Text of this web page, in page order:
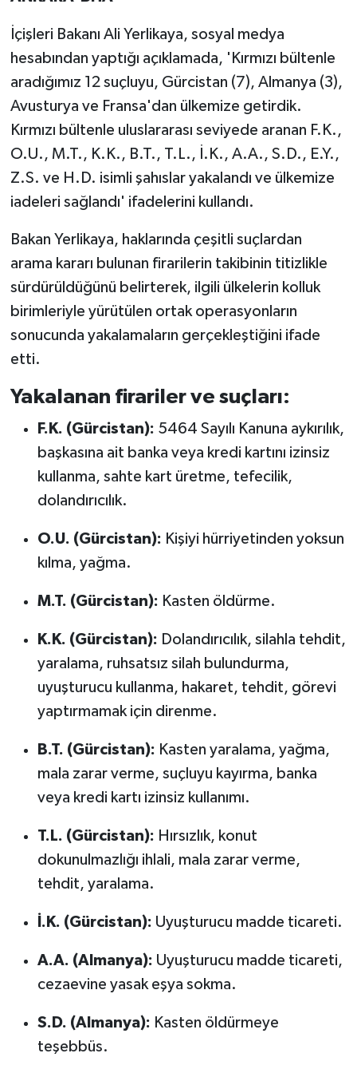
İçişleri Bakanı Ali Yerlikaya, sosyal medya
hesabından yaptığı açıklamada, 'Kırmızı bültenle
aradığımız 12 suçluyu, Gürcistan (7), Almanya (3),
Avusturya ve Fransa'dan ülkemize getirdik.
Kırmızı bültenle uluslararası seviyede aranan F.K.,
O.U., M.T., K.K., B.T., T.L., İ.K., A.A., S.D., E.Y.,
Z.S. ve H.D. isimli şahıslar yakalandı ve ülkemize
iadeleri sağlandı' ifadelerini kullandı.
Bakan Yerlikaya, haklarında çeşitli suçlardan
arama kararı bulunan firarilerin takibinin titizlikle
sürdürüldüğünü belirterek, ilgili ülkelerin kolluk
birimleriyle yürütülen ortak operasyonların
sonucunda yakalamaların gerçekleştiğini ifade
etti.
Yakalanan firariler ve suçları:
F.K. (Gürcistan): 5464 Sayılı Kanuna aykırılık,
başkasına ait banka veya kredi kartını izinsiz
kullanma, sahte kart üretme, tefecilik,
dolandırıcılık.
O.U. (Gürcistan): Kişiyi hürriyetinden yoksun
kılma, yağma.
M.T. (Gürcistan): Kasten öldürme.
K.K. (Gürcistan): Dolandırıcılık, silahla tehdit,
yaralama, ruhsatsız silah bulundurma,
uyuşturucu kullanma, hakaret, tehdit, görevi
yaptırmamak için direnme.
B.T. (Gürcistan): Kasten yaralama, yağma,
mala zarar verme, suçluyu kayırma, banka
veya kredi kartı izinsiz kullanımı.
T.L. (Gürcistan): Hırsızlık, konut
dokunulmazlığı ihlali, mala zarar verme,
tehdit, yaralama.
İ.K. (Gürcistan): Uyuşturucu madde ticareti.
A.A. (Almanya): Uyuşturucu madde ticareti,
cezaevine yasak eşya sokma.
S.D. (Almanya): Kasten öldürmeye
teşebbüs.
Yerel